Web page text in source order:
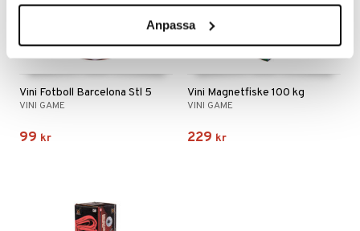
Anpassa
Vini Fotboll Barcelona Stl 5
VINI GAME
99 kr
Vini Magnetfiske 100 kg
VINI GAME
229 kr